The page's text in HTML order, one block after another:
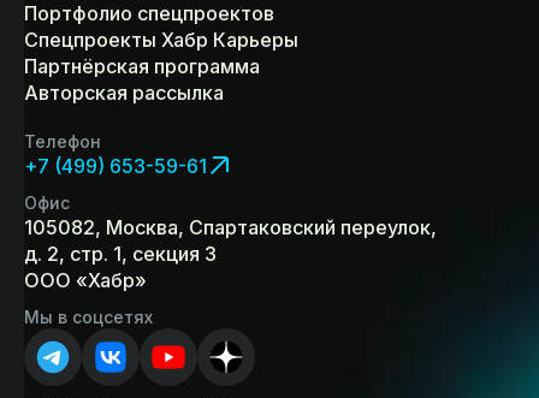
Портфолио спецпроектов
Спецпроекты Хабр Карьеры
Партнёрская программа
Авторская рассылка
Телефон
+7 (499) 653-59-61
Офис
105082, Москва, Спартаковский переулок,
д. 2, стр. 1, секция 3
ООО «Хабр»
Мы в соцсетях